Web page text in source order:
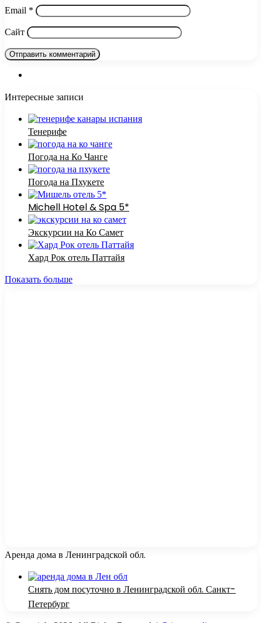
Email *
Сайт
Интересные записи
Тенерифе
Погода на Ко Чанге
Погода на Пхукете
Michell Hotel & Spa 5*
Экскурсии на Ко Самет
Хард Рок отель Паттайя
Показать больше
Аренда дома в Ленинградской обл.
Снять дом посуточно в Ленинградской обл. Санкт-
Петербург